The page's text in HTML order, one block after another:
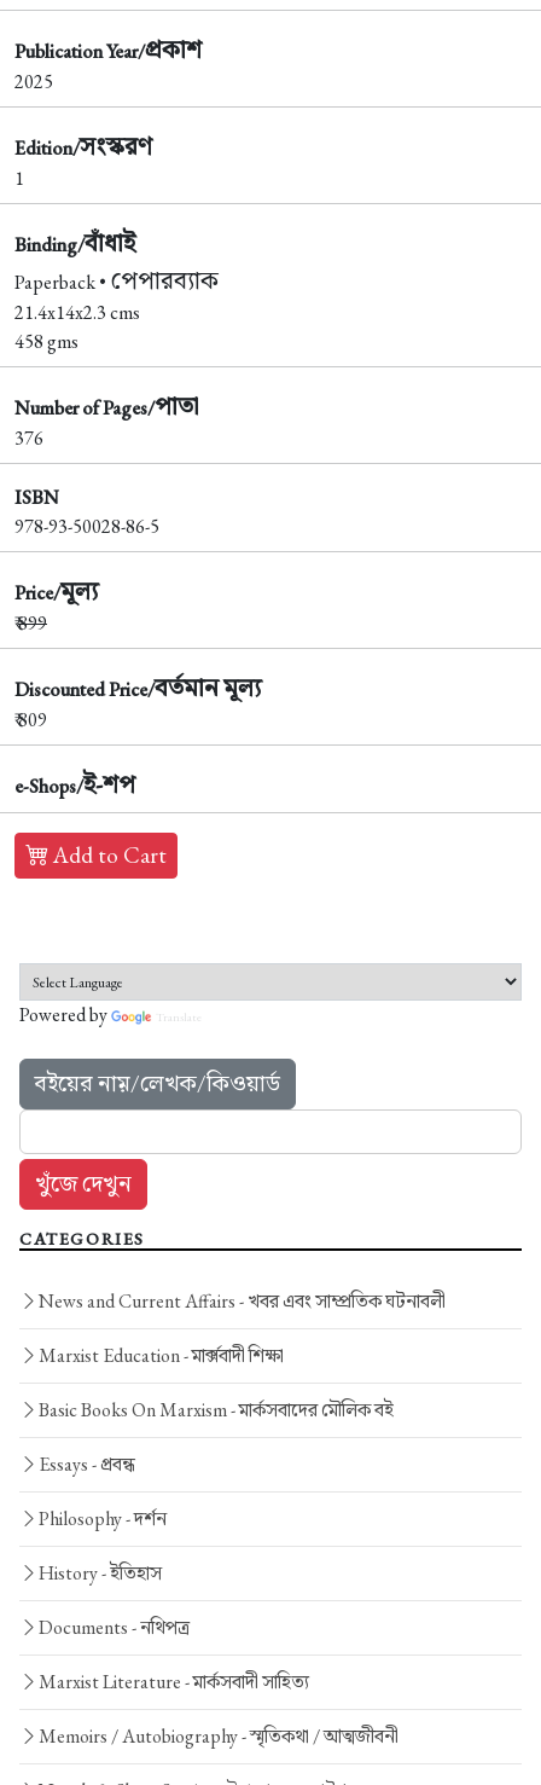
Publication Year/প্রকাশ
2025
Edition/সংস্করণ
1
Binding/বাঁধাই
Paperback • পেপারব্যাক
21.4x14x2.3 cms
458 gms
Number of Pages/পাতা
376
ISBN
978-93-50028-86-5
Price/মূল্য
₹899
Discounted Price/বর্তমান মূল্য
₹ 809
e-Shops/ই-শপ
Add to Cart
Powered by Translate
বইয়ের নাম়/লেখক/কিওয়ার্ড
CATEGORIES
News and Current Affairs -খবর এবং সাম্প্রতিক ঘটনাবলী
Marxist Education -মার্ক্সবাদী শিক্ষা
Basic Books On Marxism -মার্কসবাদের মৌলিক বই
Essays -প্রবন্ধ
Philosophy -দর্শন
History -ইতিহাস
Documents -নথিপত্র
Marxist Literature -মার্কসবাদী সাহিত্য
Memoirs / Autobiography -স্মৃতিকথা / আত্মজীবনী